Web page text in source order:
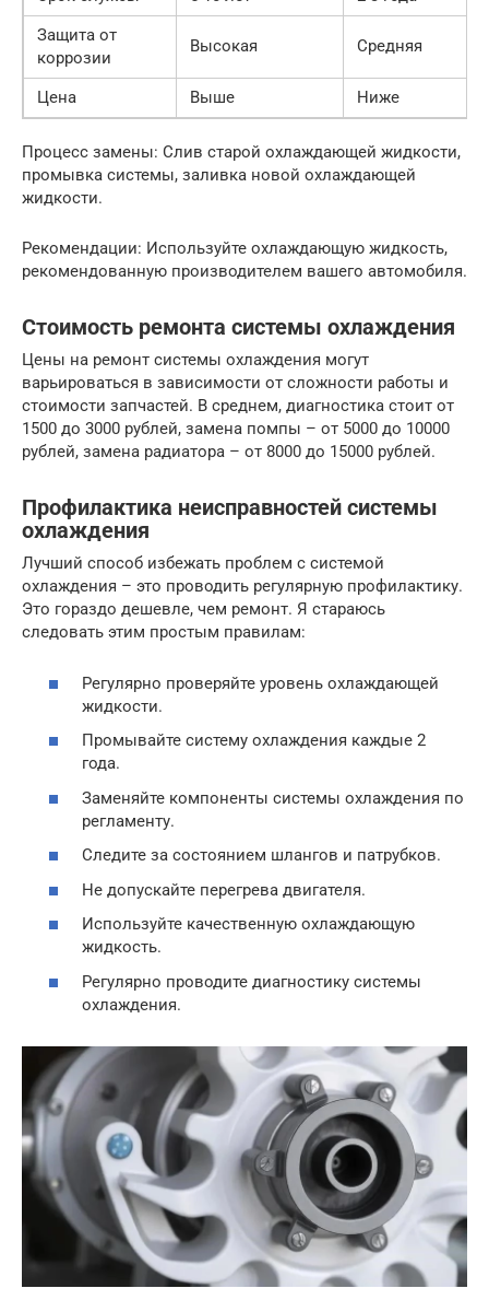
Защита от
коррозии
Высокая Средняя
Цена Выше Ниже
Процесс замены: Слив старой охлаждающей жидкости,
промывка системы, заливка новой охлаждающей
жидкости.
Рекомендации: Используйте охлаждающую жидкость,
рекомендованную производителем вашего автомобиля.
Стоимость ремонта системы охлаждения
Цены на ремонт системы охлаждения могут
варьироваться в зависимости от сложности работы и
стоимости запчастей. В среднем, диагностика стоит от
1500 до 3000 рублей, замена помпы – от 5000 до 10000
рублей, замена радиатора – от 8000 до 15000 рублей.
Профилактика неисправностей системы
охлаждения
Лучший способ избежать проблем с системой
охлаждения – это проводить регулярную профилактику.
Это гораздо дешевле, чем ремонт. Я стараюсь
следовать этим простым правилам:
Регулярно проверяйте уровень охлаждающей
жидкости.
Промывайте систему охлаждения каждые 2
года.
Заменяйте компоненты системы охлаждения по
регламенту.
Следите за состоянием шлангов и патрубков.
Не допускайте перегрева двигателя.
Используйте качественную охлаждающую
жидкость.
Регулярно проводите диагностику системы
охлаждения.